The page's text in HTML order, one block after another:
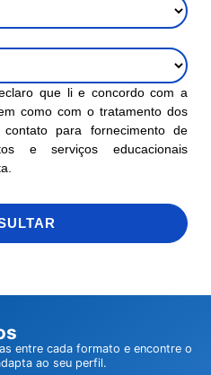
que li e concordo com a
como com o tratamento dos
para fornecimento de
e serviços educacionais
entre cada formato e encontre o
ao seu perfil.